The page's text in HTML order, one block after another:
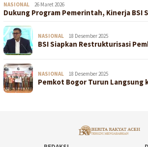
NASIONAL 26 Maret 2026
Dukung Program Pemerintah, Kinerja BSI
NASIONAL 18 Desember 2025
BSI Siapkan Restrukturisasi
NASIONAL 18 Desember 2025
Pemkot Bogor Turun Langsung